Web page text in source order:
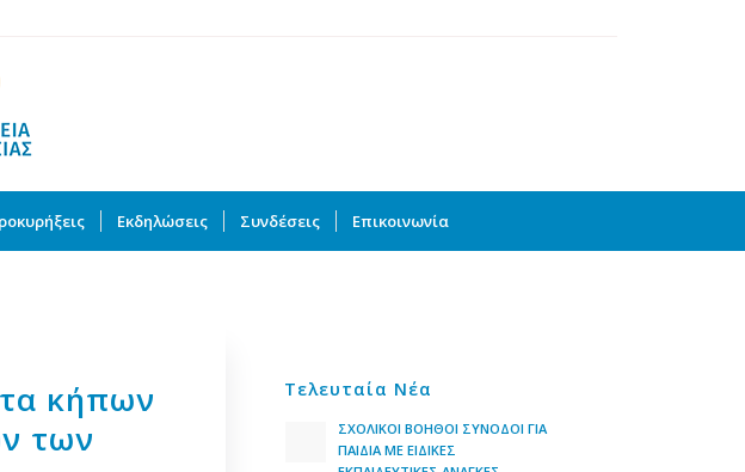
Εκδηλώσεις Συνδέσεις Επικοινωνία
κήπων
των
Τελευταία Νέα
ΣΧΟΛΙΚΟΙ ΒΟΗΘΟΙ ΣΥΝΟΔΟΙ ΓΙΑ
ΠΑΙΔΙΑ ΜΕ ΕΙΔΙΚΕΣ